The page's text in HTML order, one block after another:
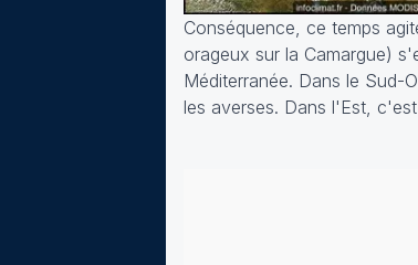
Conséquence, ce temps
orageux sur la Camargue)
Méditerranée. Dans le Sud-
les averses. Dans l'Est,